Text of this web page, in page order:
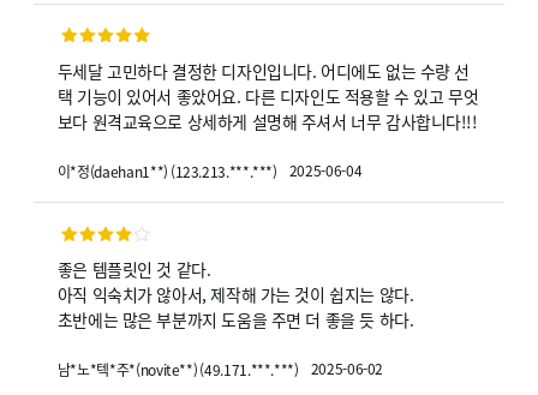
두세달 고민하다 결정한 디자인입니다. 어디에도 없는 수량 선
택 기능이 있어서 좋았어요. 다른 디자인도 적용할 수 있고 무엇
보다 원격교육으로 상세하게 설명해 주셔서 너무 감사합니다!!!
이*정(daehan1**) (123.213.***.***) 2025-06-04
좋은 템플릿인 것 같다.
아직 익숙치가 않아서, 제작해 가는 것이 쉽지는 않다.
초반에는 많은 부분까지 도움을 주면 더 좋을 듯 하다.
남*노*텍*주*(novite**)(49.171.***.***) 2025-06-02